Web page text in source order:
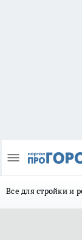
Все для стройки и